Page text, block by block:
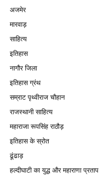
अजमेर
मारवाड़
साहित्य
इतिहास
नागौर जिला
इतिहास ग्रंथ
सम्राट पृथ्वीराज चौहान
राजस्थानी साहित्य
महाराजा रूपसिंह राठौड़
इतिहास के स्रोत
ढूंढाड़
हल्दीघाटी का युद्ध और महाराणा प्रताप